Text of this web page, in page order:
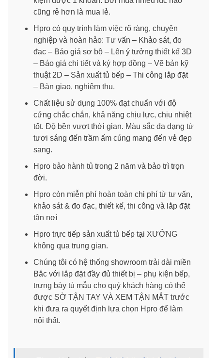
cũng rẻ hơn là mua lẻ.
Hpro có quy trình làm việc rõ ràng, chuyên
nghiệp và hoàn hảo: Tư vấn – Khảo sát, đo
đạc – Báo giá sơ bộ – Lên ý tưởng thiết kế 3D
– Báo giá chi tiết và ký hợp đồng – Vẽ bản kỹ
thuật 2D – Sản xuất tủ bếp – Thi công lắp đặt
– Bàn giao, nghiệm thu.
Chất liệu sử dụng 100% đạt chuẩn với độ
cứng chắc chắn, khả năng chịu lực, chịu nhiệt
tốt. Độ bền vượt thời gian. Màu sắc đa dạng từ
tươi sáng đến trầm ấm cúng mang đến vẻ đẹp
sang.
Hpro bảo hành tủ trong 2 năm và bảo trì trọn
đời.
Hpro còn miễn phí hoàn toàn chi phí từ tư vấn,
khảo sát & đo đạc, thiết kế, thi công và lắp đặt
tận nơi
Hpro trực tiếp sản xuất tủ bếp tại XƯỞNG
không qua trung gian.
Chúng tôi có hệ thống showroom trải dài miền
Bắc với lắp đặt đầy đủ thiết bị – phụ kiện bếp,
trưng bày tủ mẫu cho quý khách hàng có thể
được SỜ TẬN TAY VÀ XEM TẬN MẮT trước
khi đưa ra quyết định lựa chọn Hpro để làm
nội thất.